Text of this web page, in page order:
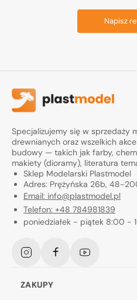
Napisz
Specjalizujemy się w sprzedaży
drewnianych oraz wszelkich
budowy — takich jak farby,
makiety (dioramy), literatura
Sklep Modelarski Plastmodel
Adres: Prężyńska 26b, 48-
Email: info@plastmodel.pl
Telefon: +48 784981839
poniedziałek - piątek 8:00 -
InstagramFacebookYouTube
ZAKUPY